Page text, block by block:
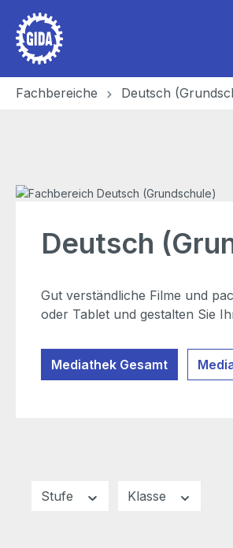
Hauptinhalt springen
Zur Suche springen
Zur Hauptnavigation springen
Fachbereiche Deutsch
Deutsch
Gut verständliche Filme und
oder Tablet und gestalten Sie
Mediathek Gesamt
Stufe Klasse